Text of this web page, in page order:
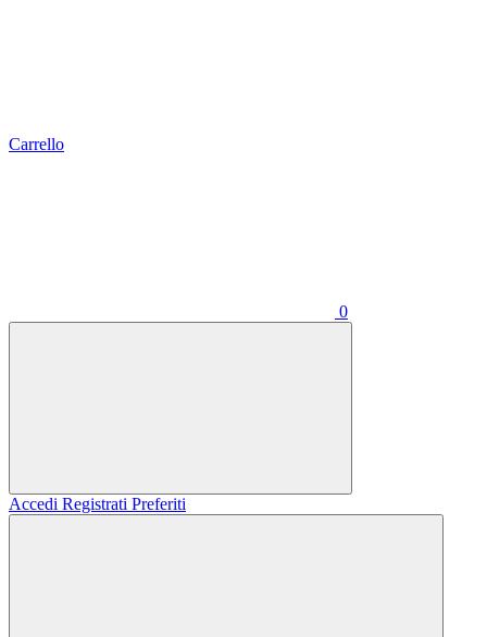
Carrello
0
Accedi Registrati Preferiti